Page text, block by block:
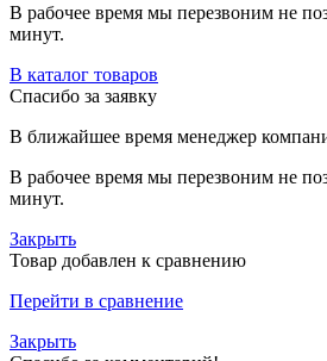
В рабочее время мы перезвоним не
минут.
В каталог товаров
Спасибо за заявку
В ближайшее время менеджер
В рабочее время мы перезвоним не
минут.
Закрыть
Товар добавлен к сравнению
Перейти в сравнение
Закрыть